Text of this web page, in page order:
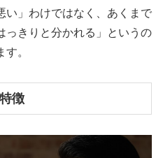
い」わけではなく、あくまで
っきりと分かれる」というの
。
徴